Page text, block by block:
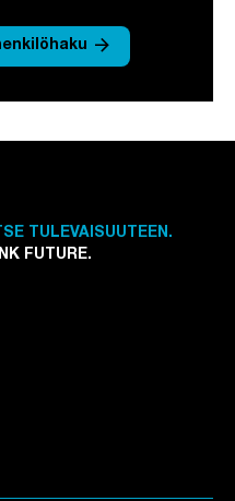
arrow_forward
TULEVAISUUTEEN.
FUTURE.
välilehteen